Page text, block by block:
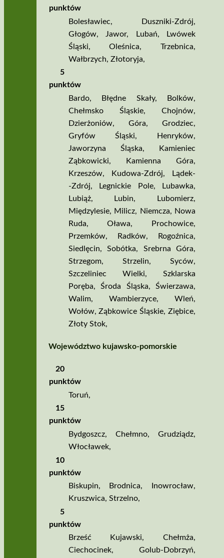
punktów
Bolesławiec, Duszniki­‑Zdrój,
Głogów, Jawor, Lubań,
Lwówek
Śląski,Oleśnica, Trzebnica,
Wałbrzych, Złotoryja,
5
punktów
Bardo, Błędne Skały, Bolków,
Chełmsko Śląskie, Chojnów,
Dzierżoniów, Góra, Grodziec,
Gryfów Śląski, Henryków,
Jaworzyna Śląska,
Kamieniec
Ząbkowicki, Kamienna Góra,
Krzeszów, Kudowa­‑Zdrój,
Lądek­
‑Zdrój, Legnickie Pole, Lubawka,
Lubiąż, Lubin, Lubomierz,
Międzylesie, Milicz, Niemcza, Nowa
Ruda,Oława, Prochowice,
Przemków, Radków, Rogoźnica,
Siedlęcin,Sobótka, Srebrna Góra,
Strzegom, Strzelin, Syców,
Szczeliniec Wielki, Szklarska
Poręba,Środa Śląska, Świerzawa,
Walim, Wambierzyce, Wleń,
Wołów,Ząbkowice Śląskie, Ziębice,
Złoty Stok,
Województwo kujawsko­‑pomorskie
20
punktów
Toruń,
15
punktów
Bydgoszcz, Chełmno, Grudziądz,
Włocławek,
10
punktów
Biskupin, Brodnica, Inowrocław,
Kruszwica, Strzelno,
5
punktów
Brześć Kujawski, Chełmża,
Ciechocinek, Golub­‑Dobrzyń,